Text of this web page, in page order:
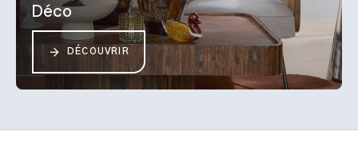
Déco
DÉCOUVRIR